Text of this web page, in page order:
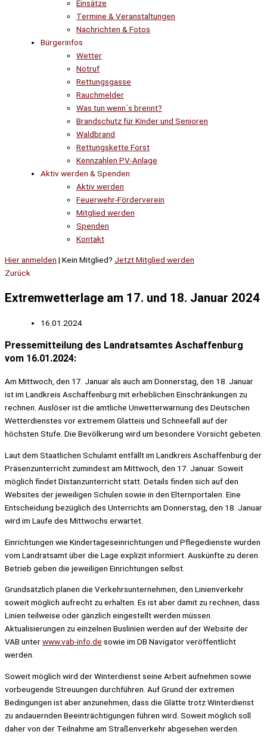
Einsätze
Termine & Veranstaltungen
Nachrichten & Fotos
Bürgerinfos
Wetter
Notruf
Rettungsgasse
Rauchmelder
Was tun wenn´s brennt?
Brandschutz für Kinder und Senioren
Waldbrand
Rettungskette Forst
Kennzahlen PV-Anlage
Aktiv werden & Spenden
Aktiv werden
Feuerwehr-Förderverein
Mitglied werden
Spenden
Kontakt
Hier anmelden | Kein Mitglied? Jetzt Mitglied werden
Zurück
Extremwetterlage am 17. und 18. Januar 2024
16.01.2024
Pressemitteilung des Landratsamtes Aschaffenburg
vom 16.01.2024:
Am Mittwoch, den 17. Januar als auch am Donnerstag, den 18. Januar
ist im Landkreis Aschaffenburg mit erheblichen Einschränkungen zu
rechnen. Auslöser ist die amtliche Unwetterwarnung des Deutschen
Wetterdienstes vor extremem Glatteis und Schneefall auf der
höchsten Stufe. Die Bevölkerung wird um besondere Vorsicht gebeten.
Laut dem Staatlichen Schulamt entfällt im Landkreis Aschaffenburg der
Präsenzunterricht zumindest am Mittwoch, den 17. Januar. Soweit
möglich findet Distanzunterricht statt. Details finden sich auf den
Websites der jeweiligen Schulen sowie in den Elternportalen. Eine
Entscheidung bezüglich des Unterrichts am Donnerstag, den 18. Januar
wird im Laufe des Mittwochs erwartet.
Einrichtungen wie Kindertageseinrichtungen und Pflegedienste wurden
vom Landratsamt über die Lage explizit informiert. Auskünfte zu deren
Betrieb geben die jeweiligen Einrichtungen selbst.
Grundsätzlich planen die Verkehrsunternehmen, den Linienverkehr
soweit möglich aufrecht zu erhalten. Es ist aber damit zu rechnen, dass
Linien teilweise oder gänzlich eingestellt werden müssen.
Aktualisierungen zu einzelnen Buslinien werden auf der Website der
VAB unterwww.vab-info.de sowie im DB Navigator veröffentlicht
werden.
Soweit möglich wird der Winterdienst seine Arbeit aufnehmen sowie
vorbeugende Streuungen durchführen. Auf Grund der extremen
Bedingungen ist aber anzunehmen, dass die Glätte trotz Winterdienst
zu andauernden Beeinträchtigungen führen wird. Soweit möglich soll
daher von der Teilnahme am Straßenverkehr abgesehen werden.